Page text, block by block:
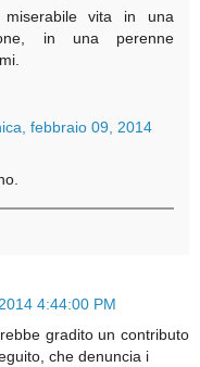
vita in una
in una perenne
febbraio 09, 2014
4:44:00 PM
gradito un contributo
che denuncia i